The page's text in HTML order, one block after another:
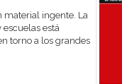
material ingente. La
está
torno a los grandes